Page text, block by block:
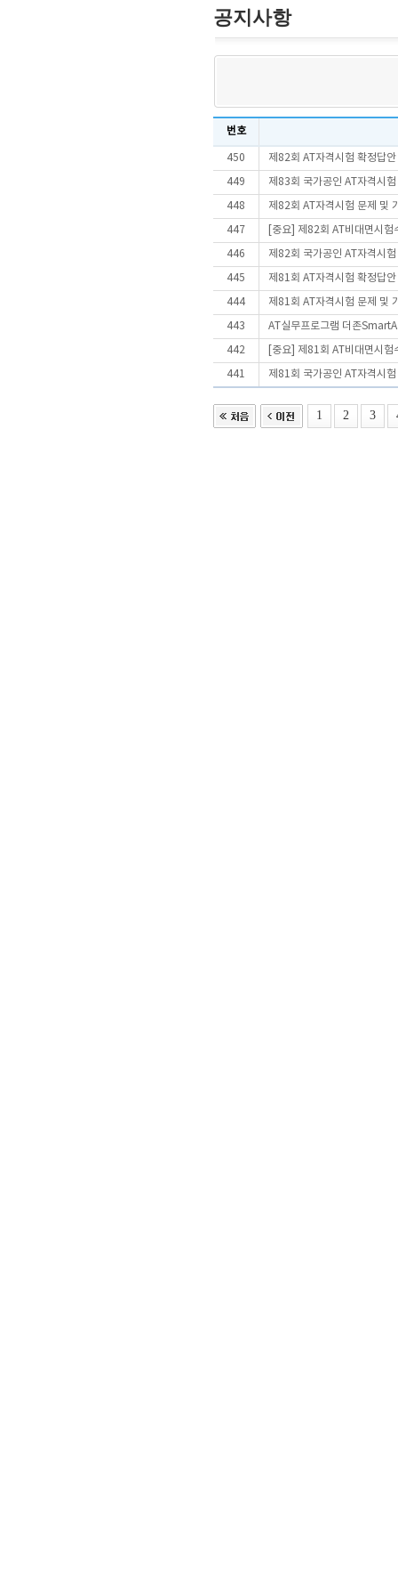
공지사항
번호
450 제82회 AT자격시험 확정답
449 제83회 국가공인 AT자격시
448 제82회 AT자격시험 문제 및
447 [중요] 제82회 AT비대면시험
446 제82회 국가공인 AT자격시
445 제81회 AT자격시험 확정답
444 제81회 AT자격시험 문제 및
443 AT실무프로그램 더존
442 [중요] 제81회 AT비대면시험
441 제81회 국가공인 AT자격시
1 2 3